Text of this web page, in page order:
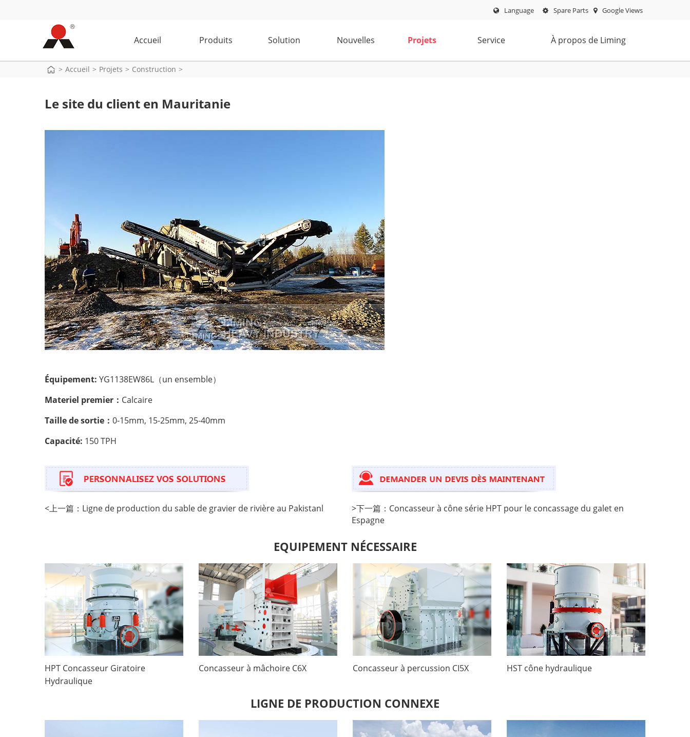
Language Google Views
Spare Parts
Accueil Produits Solution Nouvelles Projets Service À propos de Liming
> Accueil > Projets > Construction >
Le site du client en Mauritanie
Équipement: YG1138EW86L（un ensemble）
Materiel premier： Calcaire
Taille de sortie： 0-15mm, 15-25mm, 25-40mm
Capacité: 150 TPH
<上一篇： Ligne de production du sable de gravier de rivière au Pakistanl >下一篇： Concasseur à cône série HPT pour le concassage du galet en
Espagne
EQUIPEMENT NÉCESSAIRE
HPT Concasseur Giratoire
Hydraulique
Concasseur à mâchoire C6X Concasseur à percussion CI5X HST cône hydraulique
LIGNE DE PRODUCTION CONNEXE